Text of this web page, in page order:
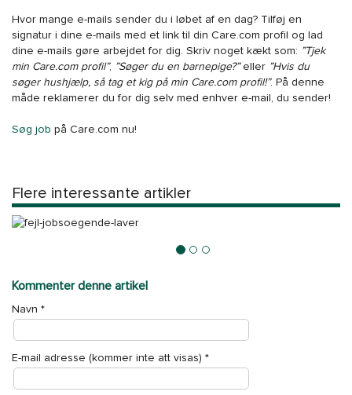
Hvor mange e-mails sender du i løbet af en dag? Tilføj en
signatur i dine e-mails med et link til din Care.com profil og lad
dine e-mails gøre arbejdet for dig. Skriv noget kækt som: ”Tjek
min Care.com profil”, ”Søger du en barnepige?”eller ”Hvis du
søger hushjælp, så tag et kig på min Care.com profil!”. På denne
måde reklamerer du for dig selv med enhver e-mail, du sender!
Søg job på Care.com nu!
Flere interessante artikler
Den største fejl jobsøgende laver
Kommenter denne artikel
Navn *
E-mail adresse (kommer inte att visas) *